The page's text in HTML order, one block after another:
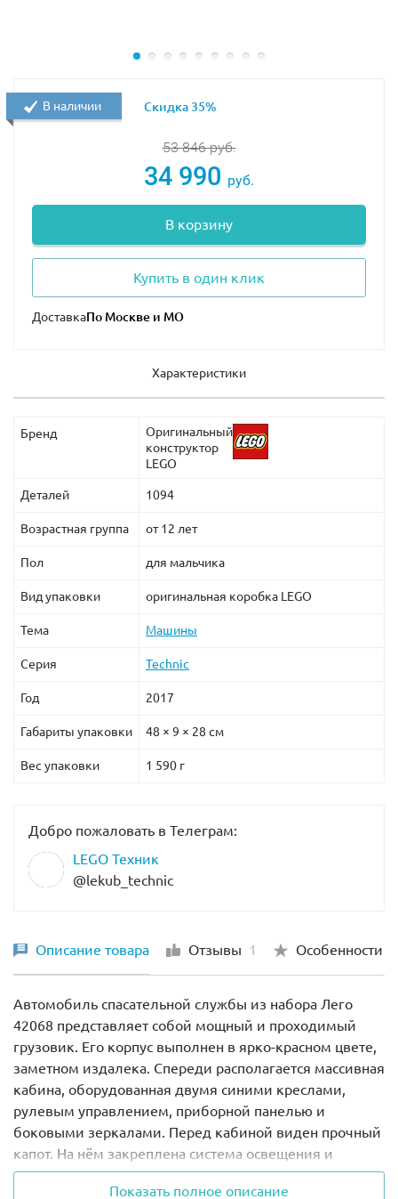
Батарейный отсек
6 шттипа АА(пальчиковые) для батарейного отсека
53 846руб.
34 990 руб.
В корзину
Купить в один клик
Доставка
В наличии Скидка 35%
Характеристики
Бренд
Оригинальный
конструктор
LEGO
Деталей 1094
Возрастная группа от 12 лет
Пол для мальчика
Вид упаковки оригинальная коробка LEGO
Тема Машины
Серия Technic
Год 2017
Габариты упаковки 48 × 9 × 28 см
Вес упаковки 1 590 г
Добро пожаловать в Телеграм:
LEGO Техник
@lekub_technic
Описание товара Отзывы 1 Особенности
Автомобиль спасательной службы из набора Лего
42068 представляет собой мощный и проходимый
грузовик. Его корпус выполнен в ярко-красном цвете,
заметном издалека. Спереди располагается массивная
кабина, оборудованная двумя синими креслами,
рулевым управлением, приборной панелью и
боковыми зеркалами. Перед кабиной виден прочный
капот. На нём закреплена система освещения и
брандспойт, способный менять своё положение и
Показать полное описание